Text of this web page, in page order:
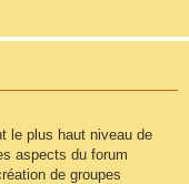
le plus haut niveau de
aspects du forum
de groupes